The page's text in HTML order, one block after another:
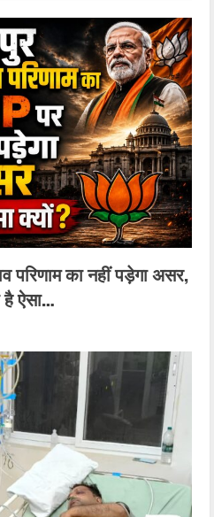
परिणाम का नहीं पड़ेगा असर,
है ऐसा…